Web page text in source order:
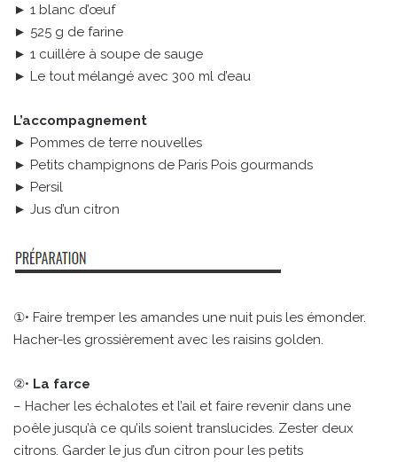
► 1 blanc d’œuf
► 525 g de farine
► 1 cuillère à soupe de sauge
► Le tout mélangé avec 300 ml d’eau
L’accompagnement
► Pommes de terre nouvelles
► Petits champignons de Paris Pois gourmands
► Persil
► Jus d’un citron
①• Faire tremper les amandes une nuit puis les émonder.
Hacher-les grossièrement avec les raisins golden.
②• La farce
– Hacher les échalotes et l’ail et faire revenir dans une
poêle jusqu’à ce qu’ils soient translucides. Zester deux
citrons. Garder le jus d’un citron pour les petits